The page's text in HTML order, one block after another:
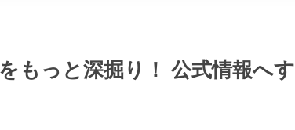
もっと深掘り！ 公式情報へす